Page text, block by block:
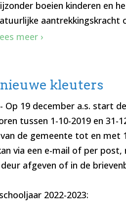
boeien kinderen en
aantrekkingskracht
meer ›
kleuters
Op 19 december a.s. start
tussen 1-10-2019 en 31-
de gemeente tot en met
via een e-mail of per
afgeven of in de
2022-2023: